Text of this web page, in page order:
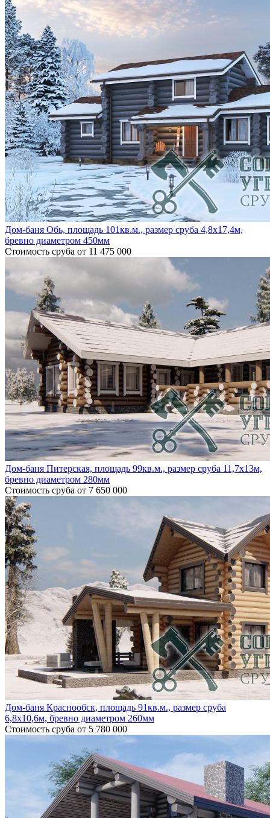
Дом-баня Обь, площадь 101кв.м., размер сруба 4,8х17,4м,
бревно диаметром 450мм
Стоимость сруба от 11 475 000
Дом-баня Питерская, площадь 99кв.м., размер сруба 11,7х13м,
бревно диаметром 280мм
Стоимость сруба от 7 650 000
Дом-баня Краснообск, площадь 91кв.м., размер сруба
6,8х10,6м, бревно диаметром 260мм
Стоимость сруба от 5 780 000